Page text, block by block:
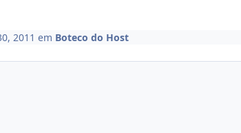
2011 em Boteco do Host